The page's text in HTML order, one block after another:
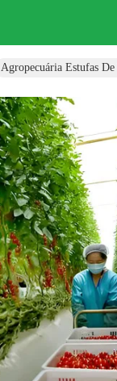
Agropecuária Estufas